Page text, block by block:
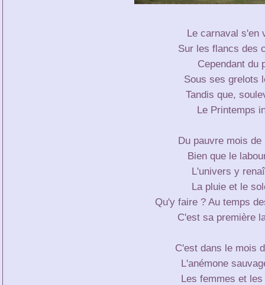
Le carnaval s'en
Sur les flancs des
Cependant du
Sous ses grelots
Tandis que,
Le Printemps
Du pauvre mois
Bien que le
L'univers y
La pluie et le
Qu'y faire ? Au temps
C'est sa première
C'est dans le mois
L'anémone
Les femmes et